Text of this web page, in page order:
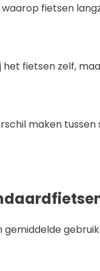
fietsen
fietsen zelf,
maken